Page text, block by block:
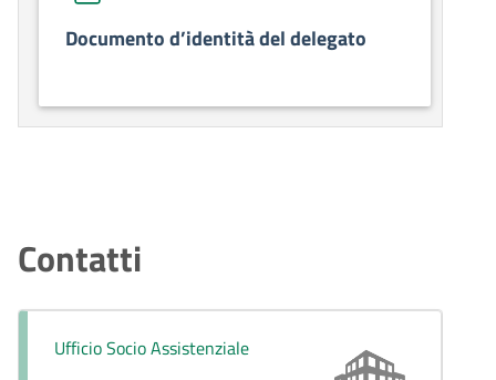
Documento d’identità del delegato
Contatti
Ufficio Socio Assistenziale